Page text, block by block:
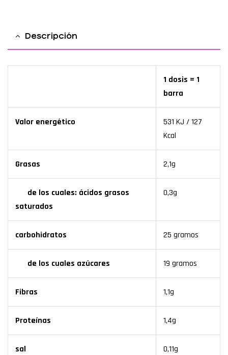
Descripción
1 dosis = 1
barra
Valor energético
531 KJ / 127
Kcal
Grasas 2,1g
de los cuales: ácidos grasos
saturados
0,3g
carbohidratos 25 gramos
de los cuales azúcares 19 gramos
Fibras 1,1g
Proteínas 1,4g
sal 0,11g